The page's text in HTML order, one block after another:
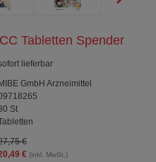
Tabletten Spender
lieferbar
MIBE GmbH Arzneimittel
St
€
€(inkl. MwSt.)